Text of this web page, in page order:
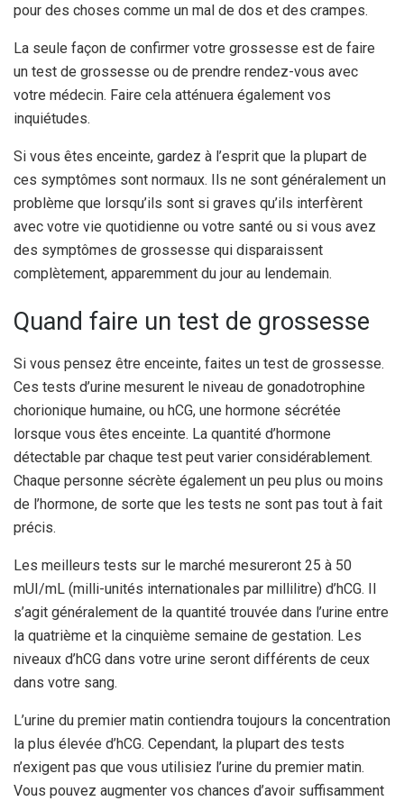
pour des choses comme un mal de dos et des crampes.
La seule façon de confirmer votre grossesse est de faire
un test de grossesse ou de prendre rendez-vous avec
votre médecin. Faire cela atténuera également vos
inquiétudes.
Si vous êtes enceinte, gardez à l’esprit que la plupart de
ces symptômes sont normaux. Ils ne sont généralement un
problème que lorsqu’ils sont si graves qu’ils interfèrent
avec votre vie quotidienne ou votre santé ou si vous avez
des symptômes de grossesse qui disparaissent
complètement, apparemment du jour au lendemain.
Quand faire un test de grossesse
Si vous pensez être enceinte, faites un test de grossesse.
Ces tests d’urine mesurent le niveau de gonadotrophine
chorionique humaine, ou hCG, une hormone sécrétée
lorsque vous êtes enceinte. La quantité d’hormone
détectable par chaque test peut varier considérablement.
Chaque personne sécrète également un peu plus ou moins
de l’hormone, de sorte que les tests ne sont pas tout à fait
précis.
Les meilleurs tests sur le marché mesureront 25 à 50
mUI/mL (milli-unités internationales par millilitre) d’hCG. Il
s’agit généralement de la quantité trouvée dans l’urine entre
la quatrième et la cinquième semaine de gestation. Les
niveaux d’hCG dans votre urine seront différents de ceux
dans votre sang.
L’urine du premier matin contiendra toujours la concentration
la plus élevée d’hCG. Cependant, la plupart des tests
n’exigent pas que vous utilisiez l’urine du premier matin.
Vous pouvez augmenter vos chances d’avoir suffisamment